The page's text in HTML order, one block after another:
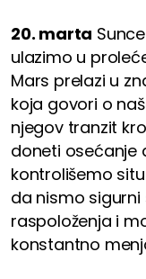
20. marta
ulazimo u
Mars prelazi u
koja govori o
njegov tranzit
doneti osećanje
kontrolišemo
da nismo sigurni
raspoloženja i
konstantno